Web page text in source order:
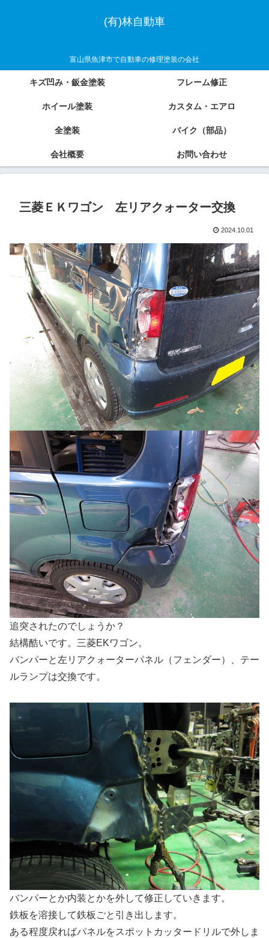
(有)林自動車
富山県魚津市で自動車の修理塗装の会社
キズ凹み・鈑金塗装 フレーム修正
ホイール塗装 カスタム・エアロ
全塗装 バイク（部品）
会社概要 お問い合わせ
三菱ＥＫワゴン 左リアクォーター交換
2024.10.01
追突されたのでしょうか？
結構酷いです。三菱EKワゴン。
バンパーと左リアクォーターパネル（フェンダー）、テー
ルランプは交換です。
バンパーとか内装とかを外して修正していきます。
鉄板を溶接して鉄板ごと引き出します。
ある程度戻ればパネルをスポットカッタードリルで外しま